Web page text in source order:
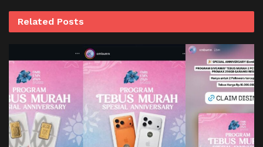
Related Posts